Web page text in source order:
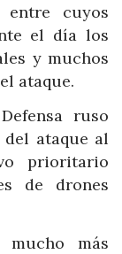
entre cuyos
el día los
y muchos
ataque.
ruso
ataque al
prioritario
de drones
más